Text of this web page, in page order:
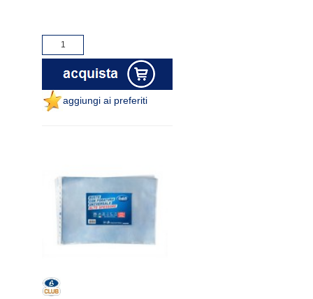
aggiungi ai preferiti